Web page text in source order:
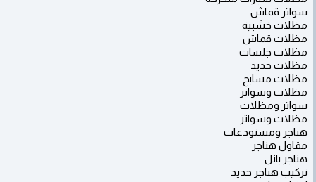
سواتر قماش
مظلات خشبية
مظلات قماش
مظلات جلسات
مظلات حديد
مظلات مسابح
مظلات وسواتر
سواتر ومظلات
مظلات وسواتر
هناجر ومستودعات
مقاول هناجر
هناجر بانل
تركيب هناجر حديد